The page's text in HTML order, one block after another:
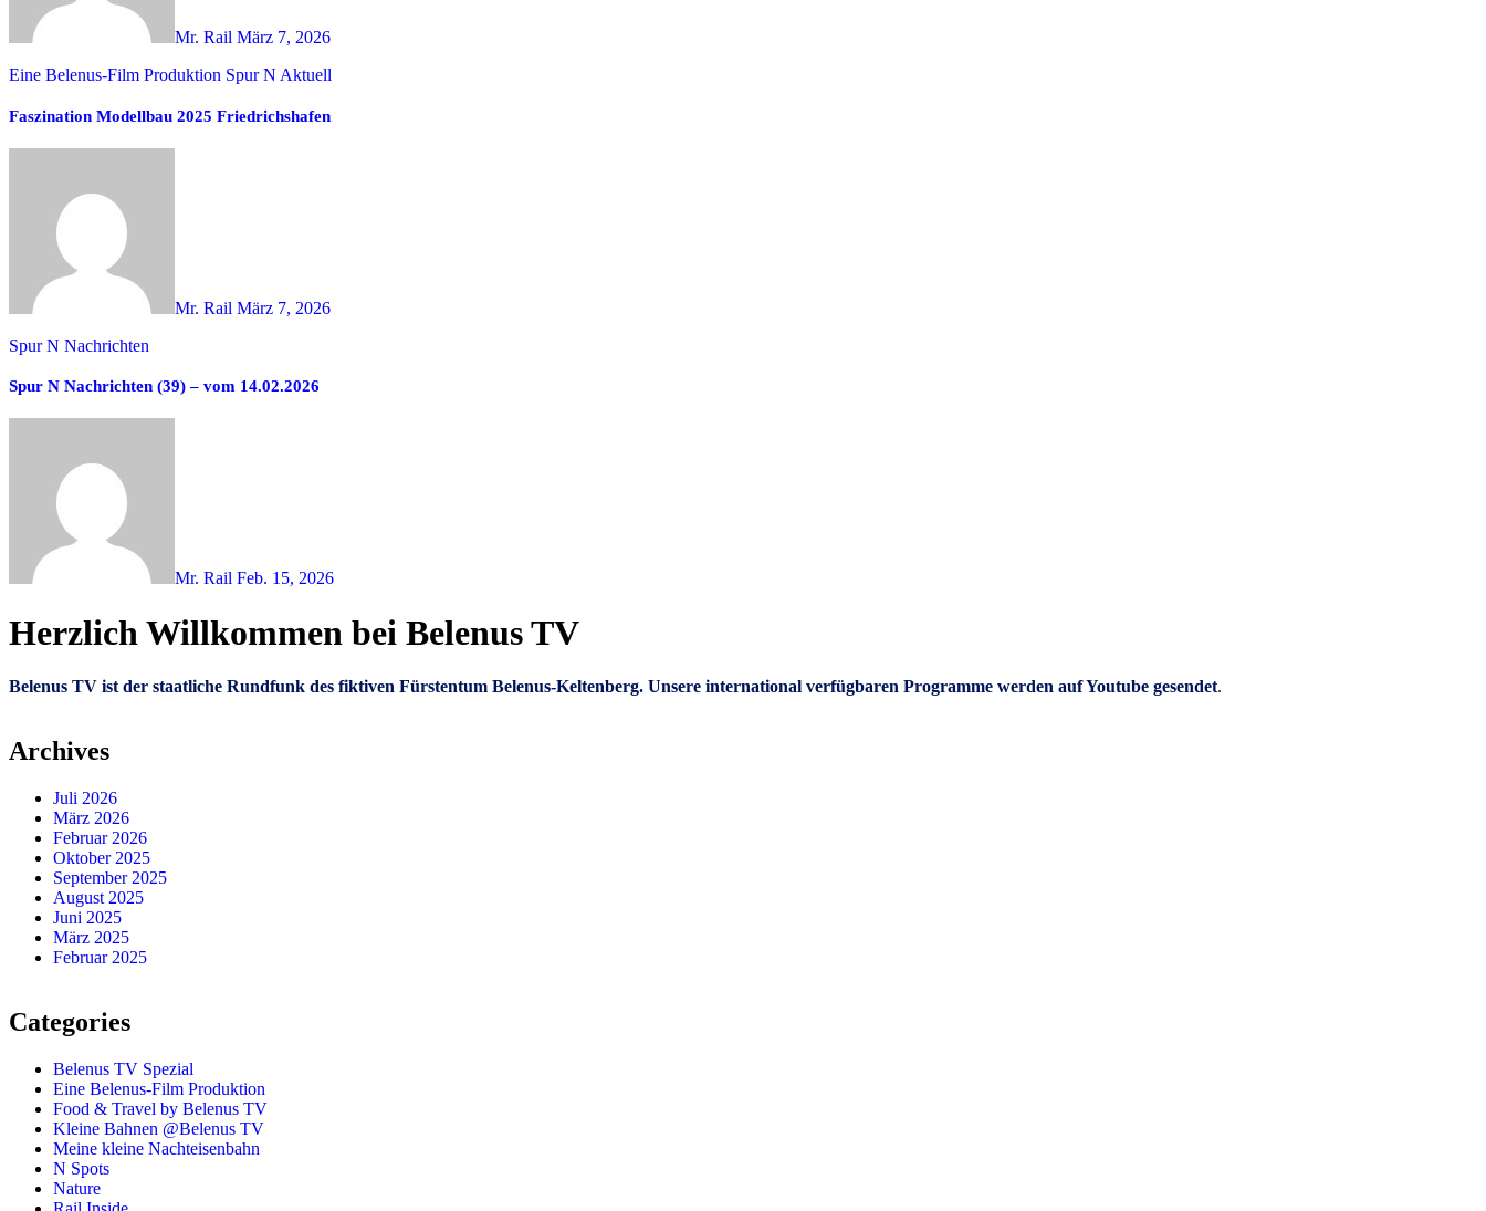
Mr. Rail März 7, 2026
Eine Belenus-Film Produktion Spur N Aktuell
Faszination Modellbau 2025 Friedrichshafen
Mr. Rail März 7, 2026
Spur N Nachrichten
Spur N Nachrichten (39) – vom 14.02.2026
Mr. Rail Feb. 15, 2026
Herzlich Willkommen bei Belenus TV
Belenus TV ist der staatliche Rundfunk des fiktiven Fürstentum Belenus-Keltenberg. Unsere international verfügbaren Programme werden auf Youtube gesendet.
Archives
Juli 2026
März 2026
Februar 2026
Oktober 2025
September 2025
August 2025
Juni 2025
März 2025
Februar 2025
Categories
Belenus TV Spezial
Eine Belenus-Film Produktion
Food & Travel by Belenus TV
Kleine Bahnen @Belenus TV
Meine kleine Nachteisenbahn
N Spots
Nature